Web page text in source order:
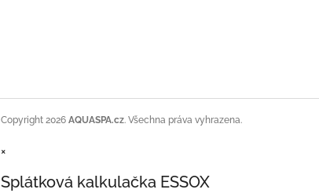
Copyright 2026 AQUASPA.cz. Všechna práva vyhrazena.
×
Splátková kalkulačka ESSOX